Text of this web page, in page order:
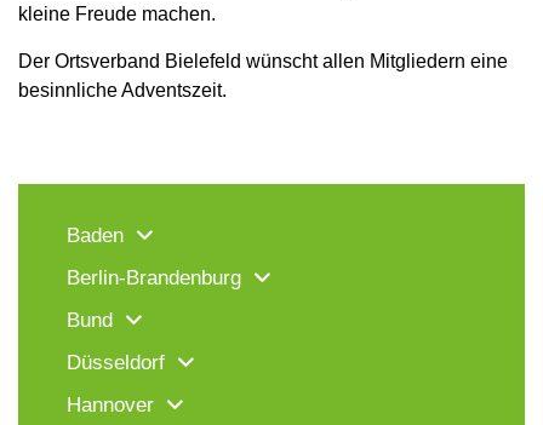
kleine Freude machen.
Der Ortsverband Bielefeld wünscht allen Mitgliedern eine
besinnliche Adventszeit.
Baden
Berlin-Brandenburg
Bund
Düsseldorf
Hannover